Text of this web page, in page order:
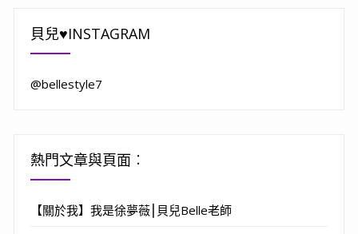
貝兒♥INSTAGRAM
@bellestyle7
熱門文章與頁面︰
【關於我】我是徐夢薇⎮貝兒Belle老師